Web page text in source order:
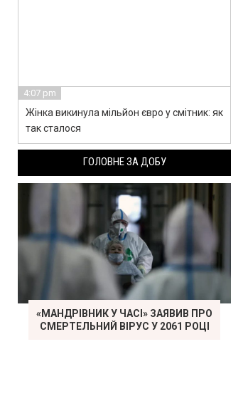
4:07 pm
Жінка викинула мільйон євро у смітник: як
так сталося
ГОЛОВНЕ ЗА ДОБУ
«МАНДРІВНИК У ЧАСІ» ЗАЯВИВ ПРО
СМЕРТЕЛЬНИЙ ВІРУС У 2061 РОЦІ